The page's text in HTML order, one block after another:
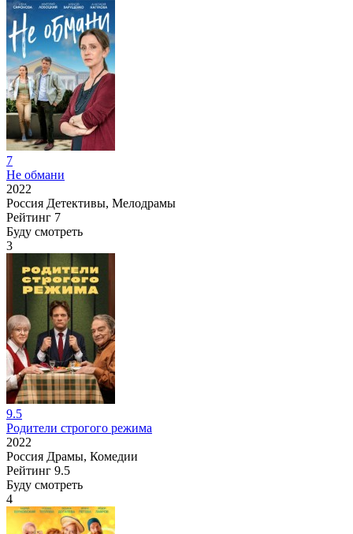
7
Не обмани
2022
Россия Детективы, Мелодрамы
Рейтинг 7
Буду смотреть
3
9.5
Родители строгого режима
2022
Россия Драмы, Комедии
Рейтинг 9.5
Буду смотреть
4